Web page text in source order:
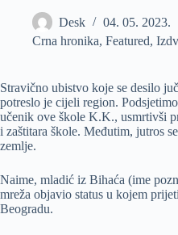
Desk
04. 05. 2023.
Crna hronika, Featured,
Stravično ubistvo koje se desilo
potreslo je cijeli region.
učenik ove škole K.K., usmrtivši
i zaštitara škole. Međutim, jutros
zemlje.
Naime, mladić iz Bihaća (ime
mreža objavio status u kojem
Beogradu.